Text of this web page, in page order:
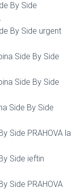
By Side
By Side urgent
Side By Side
Side By Side
Side By Side
Side PRAHOVA la
Side ieftin
Side PRAHOVA